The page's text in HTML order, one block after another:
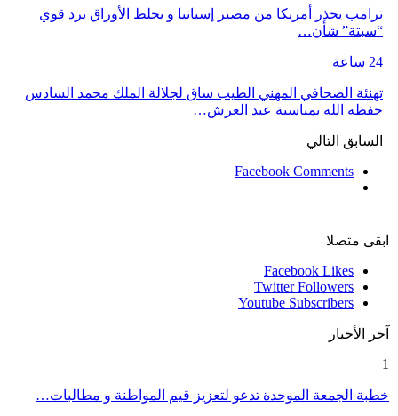
ترامب يحذر أمريكا من مصير إسبانيا و يخلط الأوراق برد قوي
“سبتة” شأن…
24 ساعة
تهنئة الصحافي المهني الطيب ساق لجلالة الملك محمد السادس
حفظه الله بمناسبة عيد العرش…
السابق التالي
Facebook Comments
ابقى متصلا
Facebook Likes
Twitter Followers
Youtube Subscribers
آخر الأخبار
1
خطبة الجمعة الموحدة تدعو لتعزيز قيم المواطنة و مطالبات…